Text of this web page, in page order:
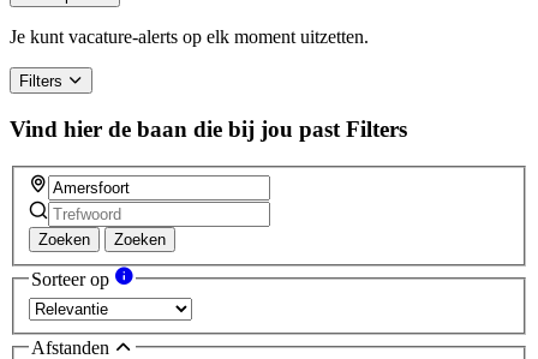
Je kunt vacature-alerts op elk moment uitzetten.
Filters
Vind hier de baan die bij jou past Filters
Zoeken Zoeken
Sorteer op
Afstanden